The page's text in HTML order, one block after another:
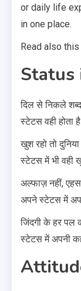
or daily life
in one place.
Read also
Status
दिल से निकले
स्टेटस वही होता
खुश रहो तो
स्टेटस में भी वही
अल्फाज़ नहीं,
अपने स्टेटस में
जिंदगी के हर पल
स्टेटस में अपनी